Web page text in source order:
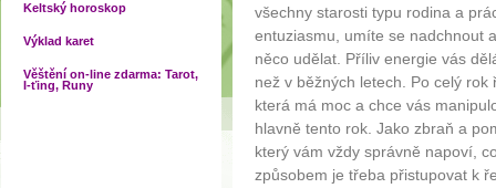
Keltský horoskop
Výklad karet
Věštění on-line zdarma: Tarot,
I-ťing, Runy
všechny starosti typu rodina a
entuziasmu, umíte se nadchnout
něco udělat. Příliv energie vás
než v běžných letech. Po celý
která má moc a chce vás
hlavně tento rok. Jako zbraň a
který vám vždy správně napoví,
způsobem je třeba přistupovat k